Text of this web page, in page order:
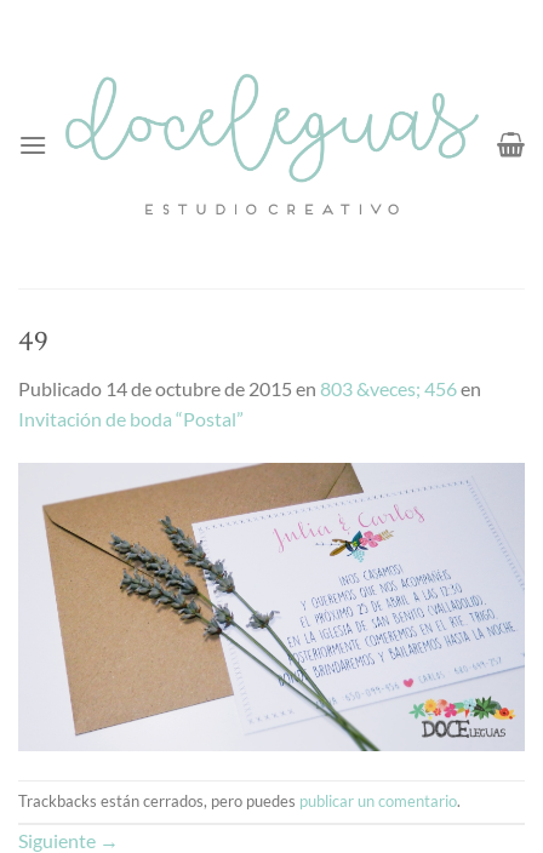
49
Publicado 14 de octubre de 2015 en 803 &veces; 456en
Invitación de boda “Postal”
Trackbacks están cerrados, pero puedes publicar un comentario.
Siguiente →